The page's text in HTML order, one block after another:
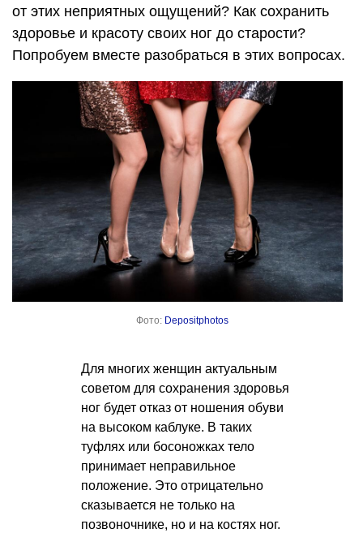
от этих неприятных ощущений? Как сохранить
здоровье и красоту своих ног до старости?
Попробуем вместе разобраться в этих вопросах.
Фото: Depositphotos
Для многих женщин актуальным
советом для сохранения здоровья
ног будет отказ от ношения обуви
на высоком каблуке. В таких
туфлях или босоножках тело
принимает неправильное
положение. Это отрицательно
сказывается не только на
позвоночнике, но и на костях ног.